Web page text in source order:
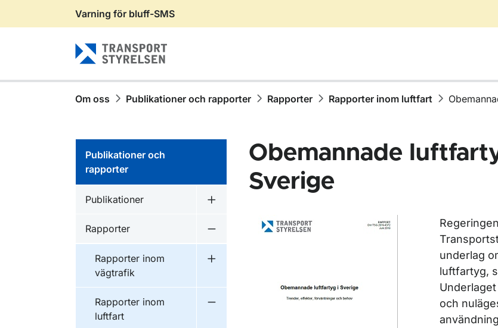
Gå till sidans innehåll
Varning för bluff-SMS
Om oss Publikationer och rapporter Rapporter Rapporter inom luftfart
Publikationer och
rapporter
Publikationer inom
Publikationer
Undermeny för Publikationer
Publikationer inom
Rapporter
Undermeny för Rapporter
Publikationer inom
Rapporter inom
vägtrafik
Undermeny för Rapporter inom vägtrafik
Publikationer inom
Rapporter inom
luftfart
Obemannade
Sverige
underlag
luftfartyg,
och